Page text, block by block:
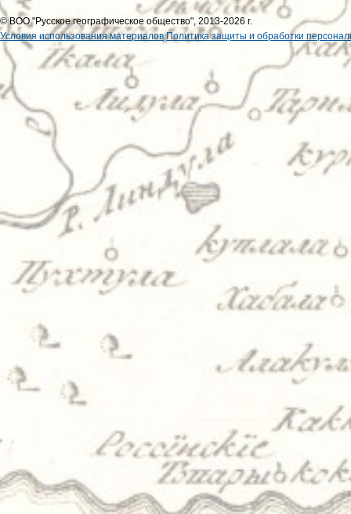
© ВОО "Русское географическое общество", 2013-2026 г.
Условия использования материалов Политика защиты и обработки